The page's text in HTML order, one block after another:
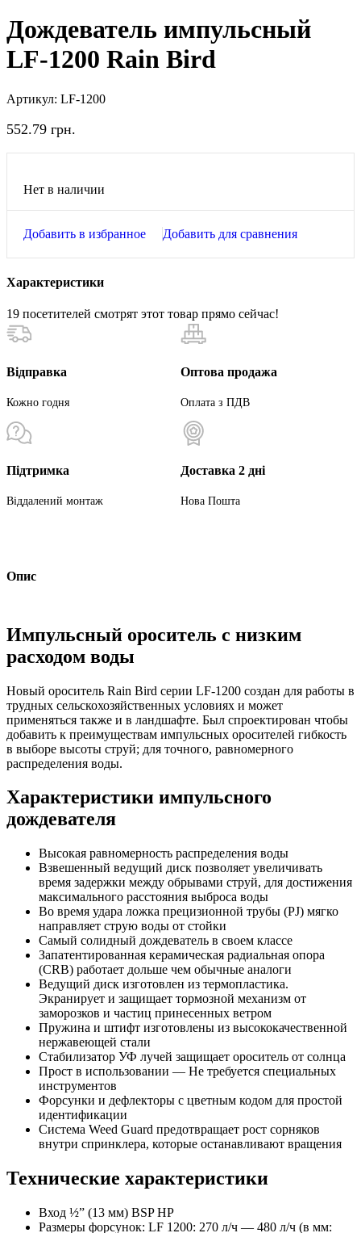
Дождеватель импульсный
LF-1200 Rain Bird
Артикул: LF-1200
552.79 грн.
Нет в наличии
Добавить в избранное Добавить для сравнения
Характеристики
19 посетителей смотрят этот товар прямо сейчас!
Відправка
Кожно годня
Оптова продажа
Оплата з ПДВ
Підтримка
Віддалений монтаж
Доставка 2 дні
Нова Пошта
Опис
Импульсный ороситель с низким
расходом воды
Новый ороситель Rain Bird серии LF-1200 создан для работы в
трудных сельскохозяйственных условиях и может
применяться также и в ландшафте. Был спроектирован чтобы
добавить к преимуществам импульсных оросителей гибкость
в выборе высоты струй; для точного, равномерного
распределения воды.
Характеристики импульсного
дождевателя
Высокая равномерность распределения воды
Взвешенный ведущий диск позволяет увеличивать
время задержки между обрывами струй, для достижения
максимального расстояния выброса воды
Во время удара ложка прецизионной трубы (PJ) мягко
направляет струю воды от стойки
Самый солидный дождеватель в своем классе
Запатентированная керамическая радиальная опора
(CRB) работает дольше чем обычные аналоги
Ведущий диск изготовлен из термопластика.
Экранирует и защищает тормозной механизм от
заморозков и частиц принесенных ветром
Пружина и штифт изготовлены из высококачественной
нержавеющей стали
Стабилизатор УФ лучей защищает ороситель от солнца
Прост в использовании — Не требуется специальных
инструментов
Форсунки и дефлекторы с цветным кодом для простой
идентификации
Система Weed Guard предотвращает рост сорняков
внутри спринклера, которые останавливают вращения
Технические характеристики
Вход ½” (13 мм) BSP НР
Размеры форсунок: LF 1200: 270 л/ч — 480 л/ч (в мм: